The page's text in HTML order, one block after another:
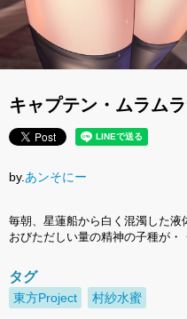
キャプテン・ムラム
by. あンそにー
毎朝、星蓮船から白く混濁した液
おびただしい量の精神の子種が・
タグ
東方Project 村紗水蜜